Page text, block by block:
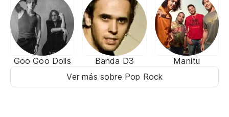
Goo Goo Dolls Banda D3
Manitu
Ver más sobre Pop Rock